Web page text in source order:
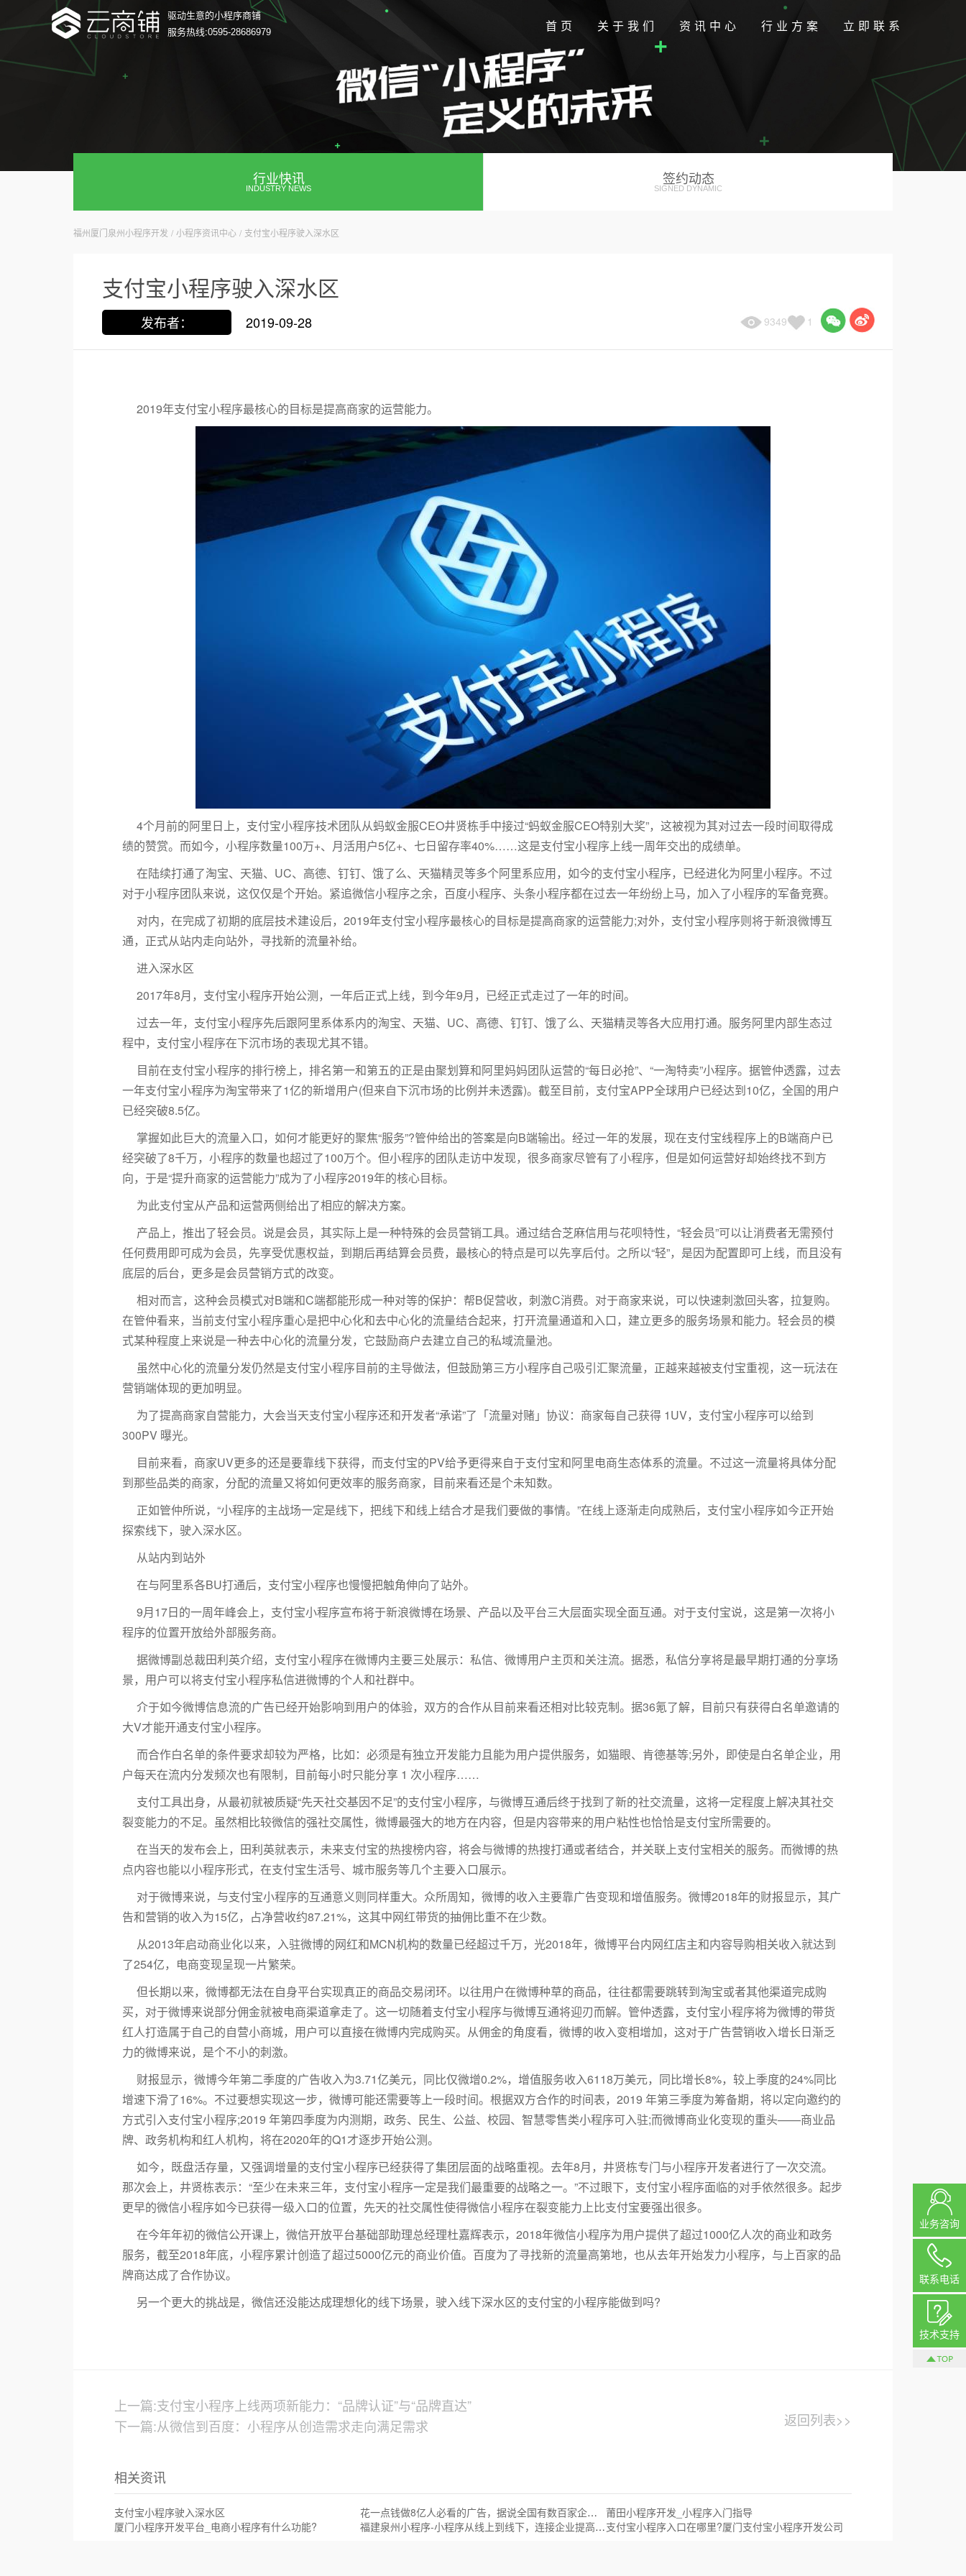
驱动生意的小程序商铺
服务热线:0595-28686979 首页 关于我们 资讯中心 行业方案 立即联系
行业快讯
INDUSTRY NEWS
签约动态
SIGNED DYNAMIC
福州厦门泉州小程序开发 / 小程序资讯中心 / 支付宝小程序驶入深水区
支付宝小程序驶入深水区
发布者： 2019-09-28 9349 1
2019年支付宝小程序最核心的目标是提高商家的运营能力。
4个月前的阿里日上，支付宝小程序技术团队从蚂蚁金服CEO井贤栋手中接过“蚂蚁金服CEO特别大奖”，这被视为其对过去一段时间取得成
绩的赞赏。而如今，小程序数量100万+、月活用户5亿+、七日留存率40%……这是支付宝小程序上线一周年交出的成绩单。
在陆续打通了淘宝、天猫、UC、高德、钉钉、饿了么、天猫精灵等多个阿里系应用，如今的支付宝小程序，已经进化为阿里小程序。不过
对于小程序团队来说，这仅仅是个开始。紧追微信小程序之余，百度小程序、头条小程序都在过去一年纷纷上马，加入了小程序的军备竞赛。
对内，在完成了初期的底层技术建设后，2019年支付宝小程序最核心的目标是提高商家的运营能力;对外，支付宝小程序则将于新浪微博互
通，正式从站内走向站外，寻找新的流量补给。
进入深水区
2017年8月，支付宝小程序开始公测，一年后正式上线，到今年9月，已经正式走过了一年的时间。
过去一年，支付宝小程序先后跟阿里系体系内的淘宝、天猫、UC、高德、钉钉、饿了么、天猫精灵等各大应用打通。服务阿里内部生态过
程中，支付宝小程序在下沉市场的表现尤其不错。
目前在支付宝小程序的排行榜上，排名第一和第五的正是由聚划算和阿里妈妈团队运营的“每日必抢”、“一淘特卖”小程序。据管仲透露，过去
一年支付宝小程序为淘宝带来了1亿的新增用户(但来自下沉市场的比例并未透露)。截至目前，支付宝APP全球用户已经达到10亿，全国的用户
已经突破8.5亿。
掌握如此巨大的流量入口，如何才能更好的聚焦“服务”?管仲给出的答案是向B端输出。经过一年的发展，现在支付宝线程序上的B端商户已
经突破了8千万，小程序的数量也超过了100万个。但小程序的团队走访中发现，很多商家尽管有了小程序，但是如何运营好却始终找不到方
向，于是“提升商家的运营能力”成为了小程序2019年的核心目标。
为此支付宝从产品和运营两侧给出了相应的解决方案。
产品上，推出了轻会员。说是会员，其实际上是一种特殊的会员营销工具。通过结合芝麻信用与花呗特性，“轻会员”可以让消费者无需预付
任何费用即可成为会员，先享受优惠权益，到期后再结算会员费，最核心的特点是可以先享后付。之所以“轻”，是因为配置即可上线，而且没有
底层的后台，更多是会员营销方式的改变。
相对而言，这种会员模式对B端和C端都能形成一种对等的保护：帮B促营收，刺激C消费。对于商家来说，可以快速刺激回头客，拉复购。
在管仲看来，当前支付宝小程序重心是把中心化和去中心化的流量结合起来，打开流量通道和入口，建立更多的服务场景和能力。轻会员的模
式某种程度上来说是一种去中心化的流量分发，它鼓励商户去建立自己的私域流量池。
虽然中心化的流量分发仍然是支付宝小程序目前的主导做法，但鼓励第三方小程序自己吸引汇聚流量，正越来越被支付宝重视，这一玩法在
营销端体现的更加明显。
为了提高商家自营能力，大会当天支付宝小程序还和开发者“承诺”了「流量对赌」协议：商家每自己获得 1UV，支付宝小程序可以给到
300PV 曝光。
目前来看，商家UV更多的还是要靠线下获得，而支付宝的PV给予更得来自于支付宝和阿里电商生态体系的流量。不过这一流量将具体分配
到那些品类的商家，分配的流量又将如何更效率的服务商家，目前来看还是个未知数。
正如管仲所说，“小程序的主战场一定是线下，把线下和线上结合才是我们要做的事情。”在线上逐渐走向成熟后，支付宝小程序如今正开始
探索线下，驶入深水区。
从站内到站外
在与阿里系各BU打通后，支付宝小程序也慢慢把触角伸向了站外。
9月17日的一周年峰会上，支付宝小程序宣布将于新浪微博在场景、产品以及平台三大层面实现全面互通。对于支付宝说，这是第一次将小
程序的位置开放给外部服务商。
据微博副总裁田利英介绍，支付宝小程序在微博内主要三处展示：私信、微博用户主页和关注流。据悉，私信分享将是最早期打通的分享场
景，用户可以将支付宝小程序私信进微博的个人和社群中。
介于如今微博信息流的广告已经开始影响到用户的体验，双方的合作从目前来看还相对比较克制。据36氪了解，目前只有获得白名单邀请的
大V才能开通支付宝小程序。
而合作白名单的条件要求却较为严格，比如：必须是有独立开发能力且能为用户提供服务，如猫眼、肯德基等;另外，即使是白名单企业，用
户每天在流内分发频次也有限制，目前每小时只能分享 1 次小程序……
支付工具出身，从最初就被质疑“先天社交基因不足”的支付宝小程序，与微博互通后终于找到了新的社交流量，这将一定程度上解决其社交
裂变能力的不足。虽然相比较微信的强社交属性，微博最强大的地方在内容，但是内容带来的用户粘性也恰恰是支付宝所需要的。
在当天的发布会上，田利英就表示，未来支付宝的热搜榜内容，将会与微博的热搜打通或者结合，并关联上支付宝相关的服务。而微博的热
点内容也能以小程序形式，在支付宝生活号、城市服务等几个主要入口展示。
对于微博来说，与支付宝小程序的互通意义则同样重大。众所周知，微博的收入主要靠广告变现和增值服务。微博2018年的财报显示，其广
告和营销的收入为15亿，占净营收约87.21%，这其中网红带货的抽佣比重不在少数。
从2013年启动商业化以来，入驻微博的网红和MCN机构的数量已经超过千万，光2018年，微博平台内网红店主和内容导购相关收入就达到
了254亿，电商变现呈现一片繁荣。
但长期以来，微博都无法在自身平台实现真正的商品交易闭环。以往用户在微博种草的商品，往往都需要跳转到淘宝或者其他渠道完成购
买，对于微博来说部分佣金就被电商渠道拿走了。这一切随着支付宝小程序与微博互通将迎刃而解。管仲透露，支付宝小程序将为微博的带货
红人打造属于自己的自营小商城，用户可以直接在微博内完成购买。从佣金的角度看，微博的收入变相增加，这对于广告营销收入增长日渐乏
力的微博来说，是个不小的刺激。
财报显示，微博今年第二季度的广告收入为3.71亿美元，同比仅微增0.2%，增值服务收入6118万美元，同比增长8%，较上季度的24%同比
增速下滑了16%。不过要想实现这一步，微博可能还需要等上一段时间。根据双方合作的时间表，2019 年第三季度为筹备期，将以定向邀约的
方式引入支付宝小程序;2019 年第四季度为内测期，政务、民生、公益、校园、智慧零售类小程序可入驻;而微博商业化变现的重头——商业品
牌、政务机构和红人机构，将在2020年的Q1才逐步开始公测。
如今，既盘活存量，又强调增量的支付宝小程序已经获得了集团层面的战略重视。去年8月，井贤栋专门与小程序开发者进行了一次交流。
那次会上，井贤栋表示：“至少在未来三年，支付宝小程序一定是我们最重要的战略之一。”不过眼下，支付宝小程序面临的对手依然很多。起步
更早的微信小程序如今已获得一级入口的位置，先天的社交属性使得微信小程序在裂变能力上比支付宝要强出很多。
在今年年初的微信公开课上，微信开放平台基础部助理总经理杜嘉辉表示，2018年微信小程序为用户提供了超过1000亿人次的商业和政务
服务，截至2018年底，小程序累计创造了超过5000亿元的商业价值。百度为了寻找新的流量高第地，也从去年开始发力小程序，与上百家的品
牌商达成了合作协议。
另一个更大的挑战是，微信还没能达成理想化的线下场景，驶入线下深水区的支付宝的小程序能做到吗?
上一篇:支付宝小程序上线两项新能力：“品牌认证”与“品牌直达”
下一篇:从微信到百度：小程序从创造需求走向满足需求
返回列表>>
相关资讯
支付宝小程序驶入深水区 花一点钱做8亿人必看的广告，据说全国有数百家企业都用它！
莆田小程序开发_小程序入门指导
厦门小程序开发平台_电商小程序有什么功能?
福建泉州小程序-小程序从线上到线下，连接企业提高转化支付宝小程序入口在哪里?厦门支付宝小程序开发公司
业务咨询
联系电话
技术支持